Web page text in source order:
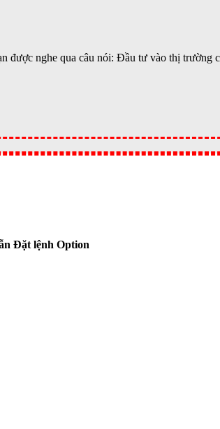
được nghe qua câu nói: Đầu tư vào thị
Đặt lệnh Option